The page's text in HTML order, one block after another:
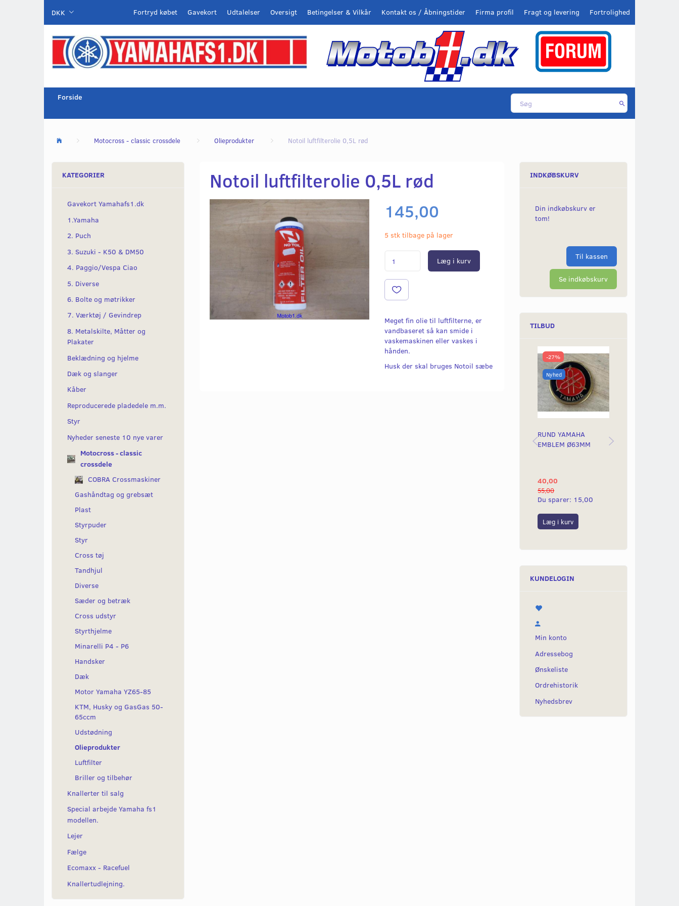
DKK Fortrolighed
Fragt og levering
Firma profil
Kontakt os / Åbningstider
Betingelser & Vilkår
Oversigt
Udtalelser
Gavekort
Fortryd købet
Forside
Motocross - classic crossdele Olieprodukter Notoil luftfilterolie 0,5L rød
KATEGORIER
Gavekort Yamahafs1.dk
1.Yamaha
2. Puch
3. Suzuki - K50 & DM50
4. Paggio/Vespa Ciao
5. Diverse
6. Bolte og møtrikker
7. Værktøj / Gevindrep
8. Metalskilte, Måtter og
Plakater
Beklædning og hjelme
Dæk og slanger
Kåber
Reproducerede pladedele m.m.
Styr
Nyheder seneste 10 nye varer
Motocross - classic
crossdele
COBRA Crossmaskiner
Gashåndtag og grebsæt
Plast
Styrpuder
Styr
Cross tøj
Tandhjul
Diverse
Sæder og betræk
Cross udstyr
Styrthjelme
Minarelli P4 - P6
Handsker
Dæk
Motor Yamaha YZ65-85
KTM, Husky og GasGas 50-
65ccm
Udstødning
Olieprodukter
Luftfilter
Briller og tilbehør
Knallerter til salg
Special arbejde Yamaha fs1
modellen.
Lejer
Fælge
Ecomaxx - Racefuel
Knallertudlejning.
Notoil luftfilterolie 0,5L rød
145,00
5 stk tilbage på lager
Læg i kurv
Meget fin olie til luftfilterne, er
vandbaseret så kan smide i
vaskemaskinen eller vaskes i
hånden.
Husk der skal bruges Notoil sæbe
INDKØBSKURV
Din indkøbskurv er
tom!
Til kassen
Se indkøbskurv
TILBUD
-27%
Nyhed
RUND YAMAHA
EMBLEM Ø63MM
40,00
55,00
Du sparer: 15,00
Læg i kurv
KUNDELOGIN
Min konto
Adressebog
Ønskeliste
Ordrehistorik
Nyhedsbrev